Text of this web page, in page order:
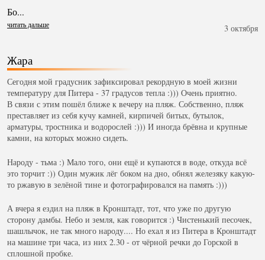
Бо...
читать дальше 3 октября
Жара
Сегодня мой градусник зафиксировал рекордную в моей жизни
температуру для Питера - 37 градусов тепла :))) Очень приятно.
В связи с этим пошёл ближе к вечеру на пляж. Собственно, пляж
преставляет из себя кучу камней, кирпичей битых, бутылок,
арматуры, тростника и водорослей :))) И иногда брёвна и крупные
камни, на которых можно сидеть.
Народу - тьма :) Мало того, они ещё и купаются в воде, откуда всё
это торчит :)) Один мужик лёг боком на дно, обнял железяку какую-
то ржавую в зелёной тине и фотографировался на память :)))
А вчера я ездил на пляж в Кронштадт, тот, что уже по другую
сторону дамбы. Небо и земля, как говорится :) Чистенький песочек,
шашлычок, не так много народу.... Но ехал я из Питера в Кронштадт
на машине три часа, из них 2.30 - от чёрной речки до Горской в
сплошной пробке.